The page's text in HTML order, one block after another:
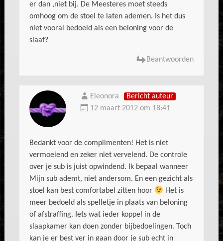
er dan ,niet bij. De Meesteres moet steeds
omhoog om de stoel te laten ademen. Is het dus
niet vooral bedoeld als een beloning voor de
slaaf?
Beantwoorden
Eleonora
Bericht auteur
12 maart 2012 om 18:41
Bedankt voor de complimenten! Het is niet
vermoeiend en zeker niet vervelend. De controle
over je sub is juist opwindend. Ik bepaal wanneer
Mijn sub ademt, niet andersom. En een gezicht als
stoel kan best comfortabel zitten hoor
Het is
meer bedoeld als spelletje in plaats van beloning
of afstraffing. Iets wat ieder koppel in de
slaapkamer kan doen zonder bijbedoelingen. Toch
kan je er best ver in gaan door je sub echt in